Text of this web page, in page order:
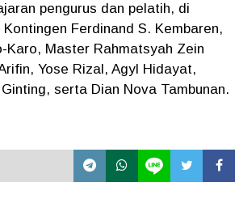
pengurus dan pelatih, di
Ferdinand S. Kembaren,
Karo, Master Rahmatsyah Zein
Yose Rizal, Agyl Hidayat,
serta Dian Nova Tambunan.